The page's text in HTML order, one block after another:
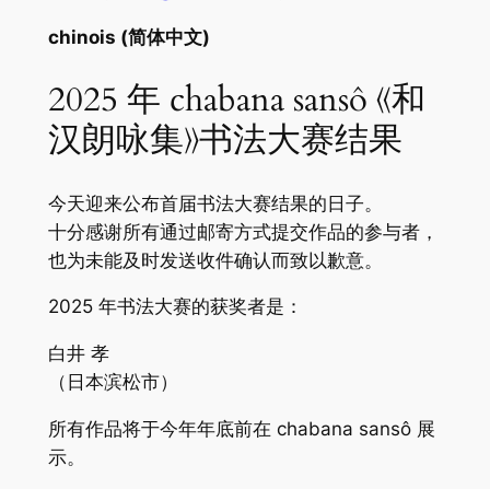
chinois (简体中文)
2025 年 chabana sansô 《和
汉朗咏集》书法大赛结果
今天迎来公布首届书法大赛结果的日子。
十分感谢所有通过邮寄方式提交作品的参与者，
也为未能及时发送收件确认而致以歉意。
2025 年书法大赛的获奖者是：
白井 孝
（日本滨松市）
所有作品将于今年年底前在 chabana sansô 展
示。